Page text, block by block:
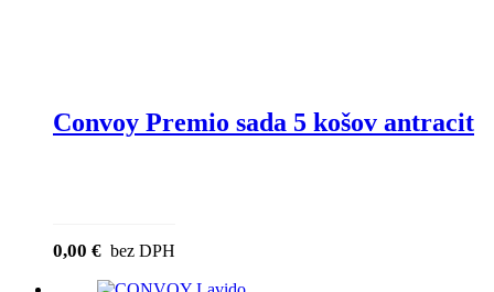
Convoy Premio sada 5 košov antracit
0,00 € bez DPH